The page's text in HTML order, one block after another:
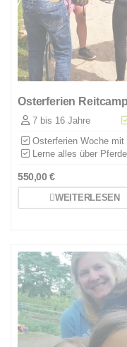
Osterferien
7 bis 16 Jahre
Osterferien Woche
Lerne alles über
550,00€
WEITERLESEN